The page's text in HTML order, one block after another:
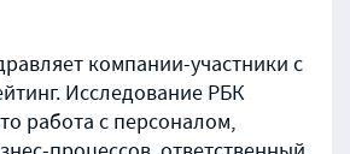
компании-участники с
Исследование РБК
работа с персоналом,